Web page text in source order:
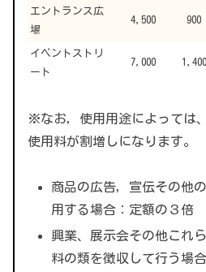
エントランス広
場
4,500 900
イベントストリ
ート
7,000 1,400
※なお，使用用途によっては
使用料が割増しになります。
商品の広告，宣伝その他
用する場合：定額の３倍
興業、展示会その他これ
料の類を徴収して行う場